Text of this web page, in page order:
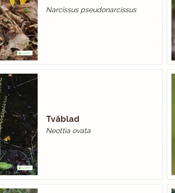
Narcissus pseudonarcissus
Tvåblad
Neottia ovata